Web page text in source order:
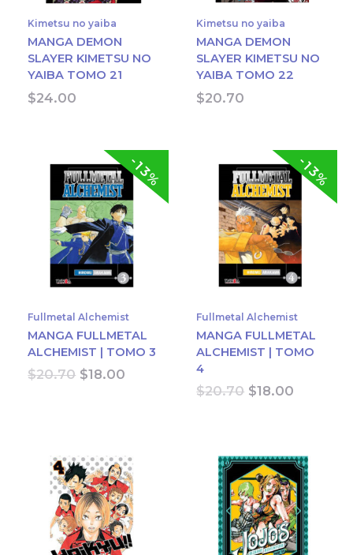
Kimetsu no yaiba
MANGA DEMON
SLAYER KIMETSU NO
YAIBA TOMO 21
$24.00
Kimetsu no yaiba
MANGA DEMON
SLAYER KIMETSU NO
YAIBA TOMO 22
$20.70
Fullmetal Alchemist
MANGA FULLMETAL
ALCHEMIST | TOMO 3
$20.70 Original
$18.00
-13%
Fullmetal Alchemist
MANGA FULLMETAL
ALCHEMIST | TOMO
4
$20.70 Original
$18.00
-13%